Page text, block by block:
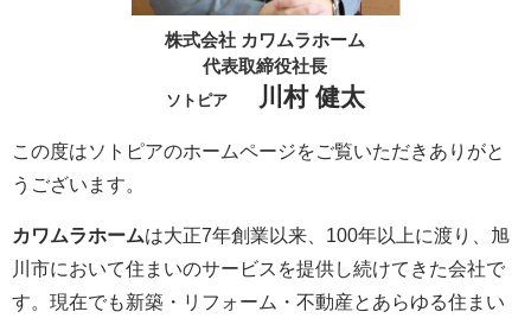
株式会社 カワムラホーム
代表取締役社長
ソトピア 川村 健太
この度はソトピアのホームページをご覧いただきありがと
うございます。
カワムラホームは大正7年創業以来、100年以上に渡り、旭
川市において住まいのサービスを提供し続けてきた会社で
す。現在でも新築・リフォーム・不動産とあらゆる住まい